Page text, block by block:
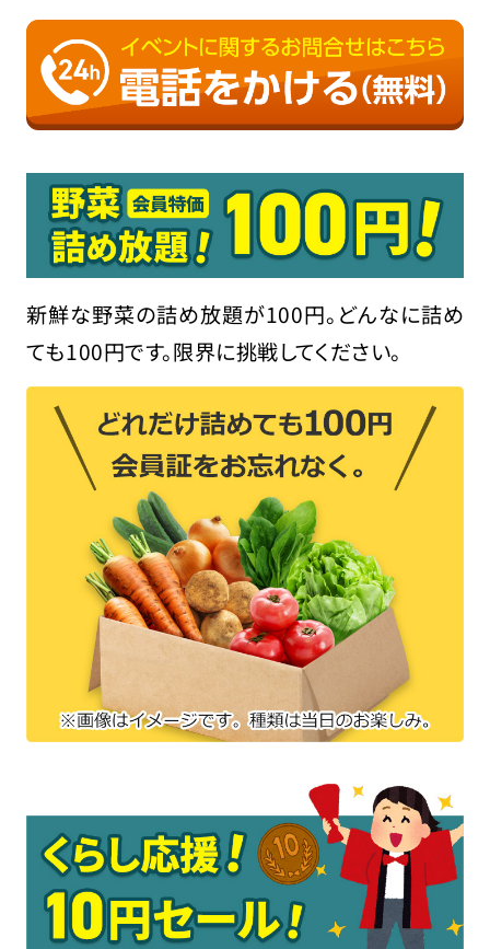
新鮮な野菜の詰め放題が100円。どんなに詰め
ても100円です。限界に挑戦してください。